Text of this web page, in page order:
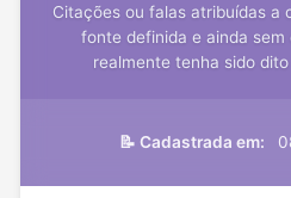
Citações ou falas atribuídas a
fonte definida e ainda
realmente tenha sido
📝 Cadastrada em: